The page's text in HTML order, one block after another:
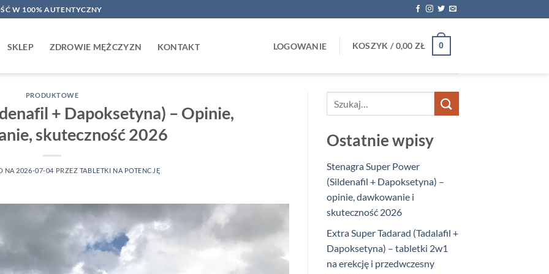
W 100% AUTENTYCZNY
SKLEP ZDROWIE MĘŻCZYZN KONTAKT LOGOWANIE KOSZYK /0,00 ZŁ 0
PRODUKTOWE
+ Dapoksetyna) – Opinie,
skuteczność 2026
NA 2026-07-04 PRZEZ TABLETKI NA POTENCJĘ
Ostatnie wpisy
Stenagra Super Power
(Sildenafil + Dapoksetyna) –
opinie, dawkowanie i
skuteczność 2026
Extra Super Tadarad (Tadalafil +
Dapoksetyna) – tabletki 2w1
na erekcję i przedwczesny